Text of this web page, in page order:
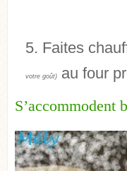
Faites
votre goût)
au four
S’accommodent